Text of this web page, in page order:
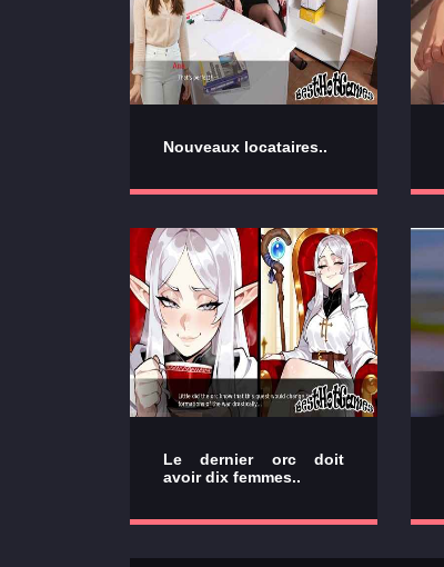
Nouveaux locataires..
Le dernier orc doit
avoir dix femmes..